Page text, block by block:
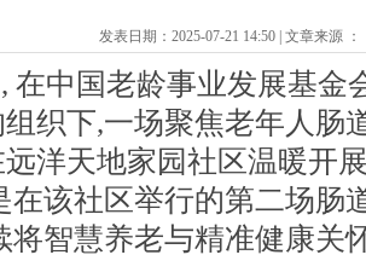
发表日期：2025-07-21 14:50 文章来源 ：
在中国老龄事业发展基金
组织下,一场聚焦老年人肠
洋天地家园社区温暖开
在该社区举行的第二场肠
将智慧养老与精准健康关